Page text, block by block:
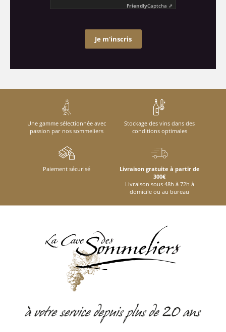
FriendlyCaptcha ⇗
Je m'inscris
Une gamme sélectionnée avec
passion par nos sommeliers
Stockage des vins dans des
conditions optimales
Paiement sécurisé
Livraison gratuite à partir de
300€
Livraison sous 48h à 72h à
domicile ou au bureau